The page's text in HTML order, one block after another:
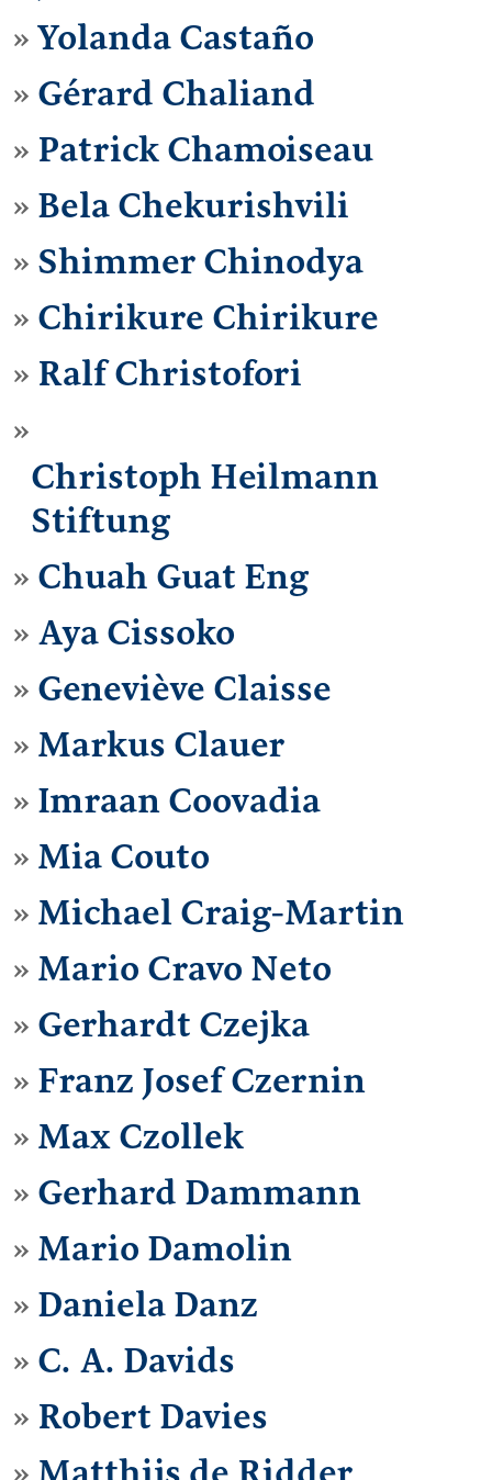
Yolanda Castaño
Gérard Chaliand
Patrick Chamoiseau
Bela Chekurishvili
Shimmer Chinodya
Chirikure Chirikure
Ralf Christofori
Christoph Heilmann
Stiftung
Chuah Guat Eng
Aya Cissoko
Geneviève Claisse
Markus Clauer
Imraan Coovadia
Mia Couto
Michael Craig-Martin
Mario Cravo Neto
Gerhardt Czejka
Franz Josef Czernin
Max Czollek
Gerhard Dammann
Mario Damolin
Daniela Danz
C. A. Davids
Robert Davies